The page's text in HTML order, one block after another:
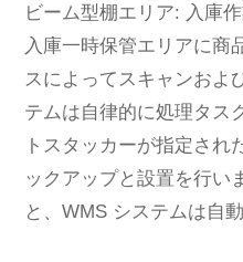
ビーム型棚エリア: 入庫
入庫一時保管エリアに商
スによってスキャンおよ
テムは自律的に処理タス
トスタッカーが指定され
ックアップと設置を行い
と、WMS システムは自